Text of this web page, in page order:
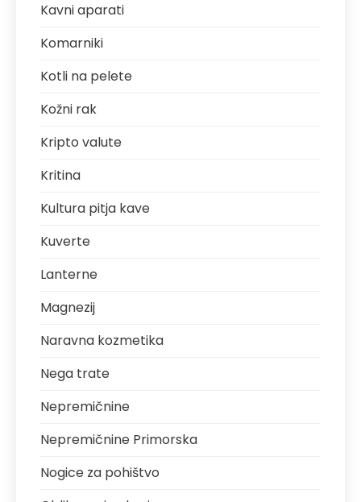
Kavni aparati
Komarniki
Kotli na pelete
Kožni rak
Kripto valute
Kritina
Kultura pitja kave
Kuverte
Lanterne
Magnezij
Naravna kozmetika
Nega trate
Nepremičnine
Nepremičnine Primorska
Nogice za pohištvo